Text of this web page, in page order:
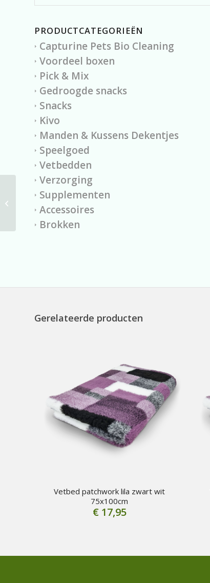
PRODUCTCATEGORIEËN
Capturine Pets Bio Cleaning
Voordeel boxen
Pick & Mix
Gedroogde snacks
Snacks
Kivo
Manden & Kussens Dekentjes
Speelgoed
Vetbedden
Verzorging
Supplementen
Accessoires
Brokken
Gerelateerde producten
Vetbed patchwork lila zwart wit
75x100cm
€17,95
Vedbed kleine grote
voetprint antraciet
lichtgrijs 75x100cm